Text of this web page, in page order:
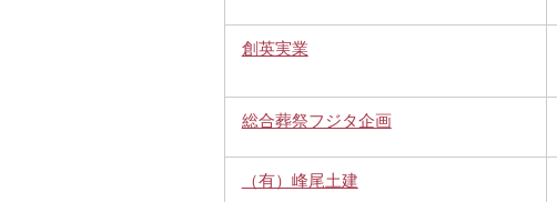
創英実業
総合葬祭フジタ企画
（有）峰尾土建